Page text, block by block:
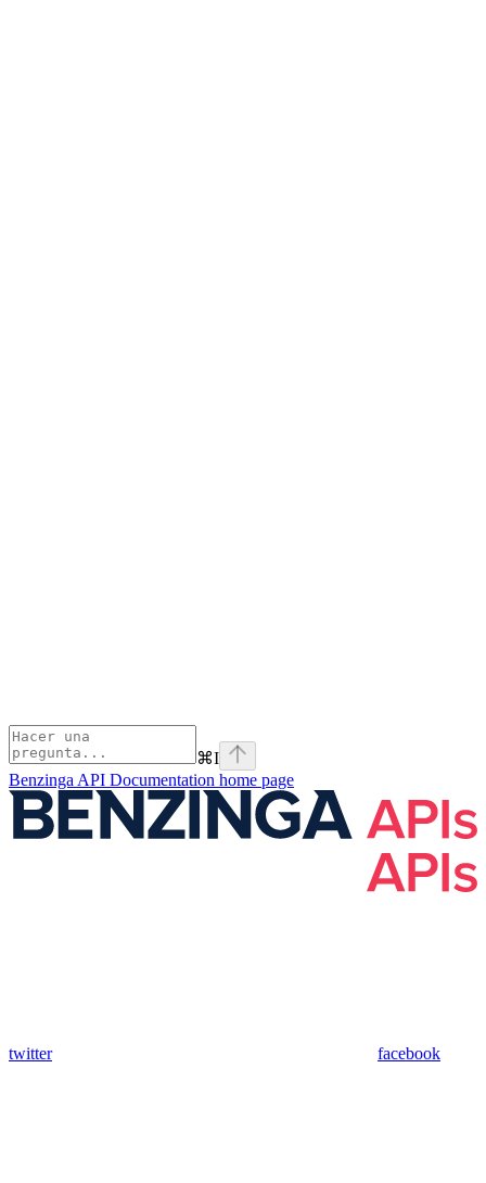
⌘I
Benzinga API Documentation home page
twitter facebook